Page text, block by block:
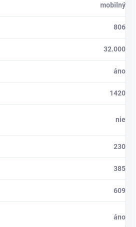
mobilný
806
32.000
áno
1420
nie
230
385
609
áno